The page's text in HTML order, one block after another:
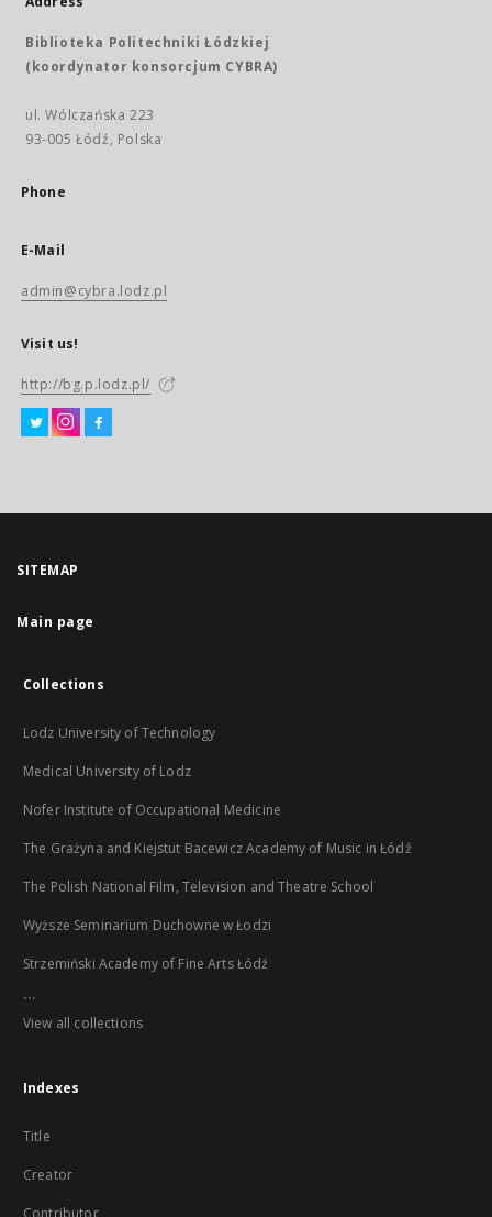
Biblioteka Politechniki Łódzkiej
(koordynator konsorcjum CYBRA)
ul. Wólczańska 223
93-005 Łódź, Polska
Phone
E-Mail
admin@cybra.lodz.pl
Visit us!
http://bg.p.lodz.pl/
SITEMAP
Main page
Collections
Lodz University of Technology
Medical University of Lodz
Nofer Institute of Occupational Medicine
The Grażyna and Kiejstut Bacewicz Academy of Music in Łódź
The Polish National Film, Television and Theatre School
Wyższe Seminarium Duchowne w Łodzi
Strzemiński Academy of Fine Arts Łódź
...
View all collections
Indexes
Title
Creator
Contributor